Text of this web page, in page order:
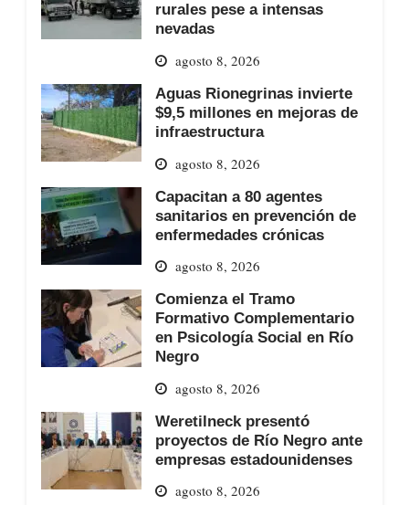
rurales pese a intensas
nevadas
agosto 8, 2026
Aguas Rionegrinas invierte
$9,5 millones en mejoras de
infraestructura
agosto 8, 2026
Capacitan a 80 agentes
sanitarios en prevención de
enfermedades crónicas
agosto 8, 2026
Comienza el Tramo
Formativo Complementario
en Psicología Social en Río
Negro
agosto 8, 2026
Weretilneck presentó
proyectos de Río Negro ante
empresas estadounidenses
agosto 8, 2026